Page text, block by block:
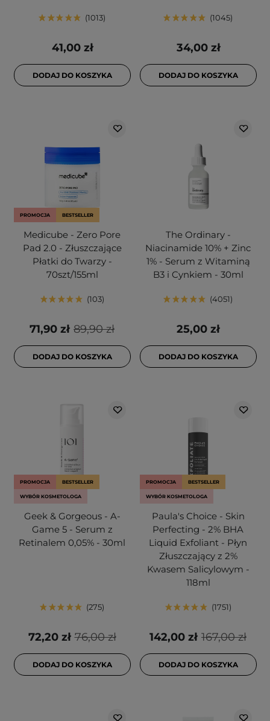
1013
41,00 zł
DODAJ DO KOSZYKA
1045
34,00 zł
DODAJ DO KOSZYKA
PROMOCJA BESTSELLER
Medicube - Zero Pore
Pad 2.0 - Złuszczające
Płatki do Twarzy -
70szt/155ml
103
89,90 zł
71,90 zł
DODAJ DO KOSZYKA
The Ordinary -
Niacinamide 10% + Zinc
1% - Serum z Witaminą
B3 i Cynkiem - 30ml
4051
25,00 zł
DODAJ DO KOSZYKA
PROMOCJA BESTSELLER
WYBÓR KOSMETOLOGA
Geek & Gorgeous - A-
Game 5 - Serum z
Retinalem 0,05% - 30ml
275
76,00 zł
72,20 zł
DODAJ DO KOSZYKA
PROMOCJA BESTSELLER
WYBÓR KOSMETOLOGA
Paula's Choice - Skin
Perfecting - 2% BHA
Liquid Exfoliant - Płyn
Złuszczający z 2%
Kwasem Salicylowym -
118ml
1751
167,00 zł
142,00 zł
DODAJ DO KOSZYKA